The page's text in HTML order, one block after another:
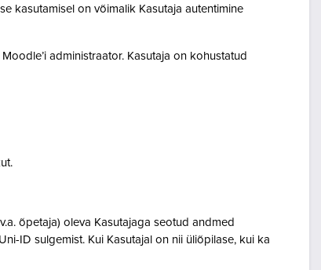
kasutamisel on võimalik Kasutaja autentimine
administraator. Kasutaja on kohustatud
õpetaja) oleva Kasutajaga seotud andmed
ID sulgemist. Kui Kasutajal on nii üliõpilase, kui ka